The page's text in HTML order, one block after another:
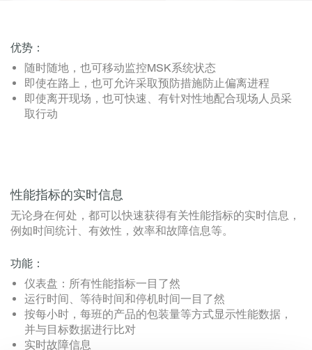
优势：
随时随地，也可移动监控MSK系统状态
即使在路上，也可允许采取预防措施防止偏离进程
即使离开现场，也可快速、有针对性地配合现场人员采
取行动
性能指标的实时信息
无论身在何处，都可以快速获得有关性能指标的实时信息，
例如时间统计、有效性，效率和故障信息等。
功能：
仪表盘：所有性能指标一目了然
运行时间、等待时间和停机时间一目了然
按每小时，每班的产品的包装量等方式显示性能数据，
并与目标数据进行比对
实时故障信息